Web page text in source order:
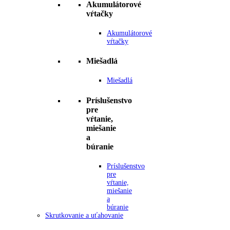
Akumulátorové
vŕtačky
Akumulátorové
vŕtačky
Miešadlá
Miešadlá
Príslušenstvo
pre
vŕtanie,
miešanie
a
búranie
Príslušenstvo
pre
vŕtanie,
miešanie
a
búranie
Skrutkovanie a uťahovanie